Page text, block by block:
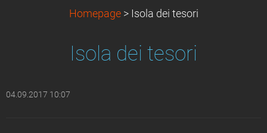
Homepage > Isola dei tesori
Isola dei tesori
04.09.2017 10:07